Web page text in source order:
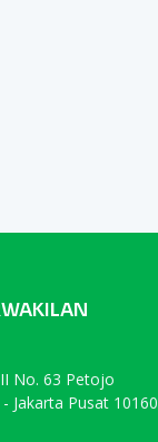
No. 63 Petojo
Jakarta Pusat 10160